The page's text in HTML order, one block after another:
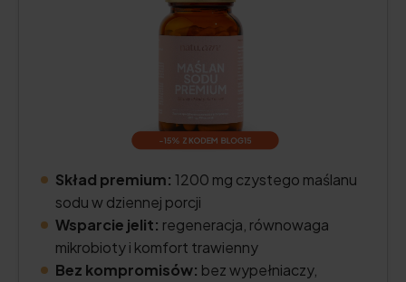
Skład premium: 1200 mg czystego maślanu
sodu w dziennej porcji
Wsparcie jelit: regeneracja, równowaga
mikrobioty i komfort trawienny
Bez kompromisów: bez wypełniaczy,